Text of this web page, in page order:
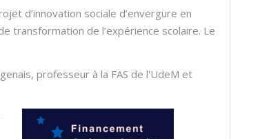
d’innovation sociale d’envergure en
transformation de l’expérience scolaire. Le
professeur à la FAS de l'UdeM et